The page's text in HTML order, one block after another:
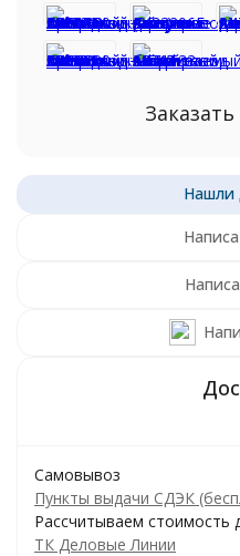
Самовывоз
Пункты выдачи СДЭК
Рассчитываем стоимость
ТК Деловые Линии